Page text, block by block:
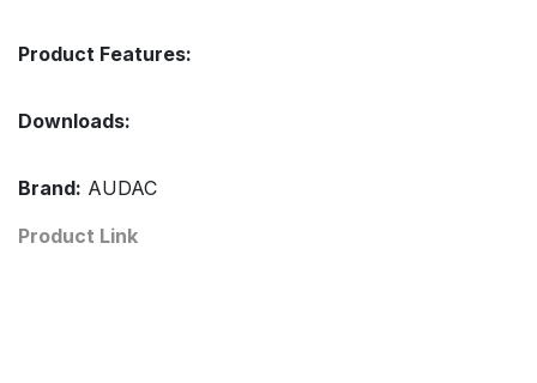
Product Features:
Downloads:
Brand: AUDAC
Product Link